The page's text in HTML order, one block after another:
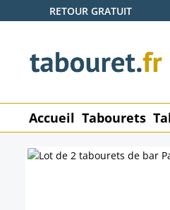
au contenu principal
Passer à la recherche
Passer à la navigation principale
RETOUR GRATUIT
Accueil Tabourets